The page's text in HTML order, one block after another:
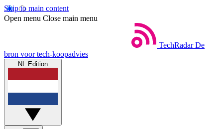
Skip to main content
Open menu Close main menu
TechRadar De
bron voor tech-koopadvies
NL Edition